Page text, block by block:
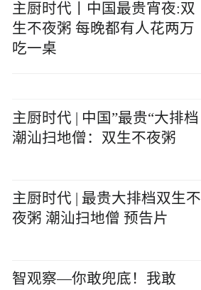
主厨时代丨中国最贵宵夜:双
生不夜粥 每晚都有人花两万
吃一桌
主厨时代 | 中国”最贵“大排档
潮汕扫地僧：双生不夜粥
主厨时代 | 最贵大排档双生不
夜粥 潮汕扫地僧 预告片
智观察—你敢兜底！我敢